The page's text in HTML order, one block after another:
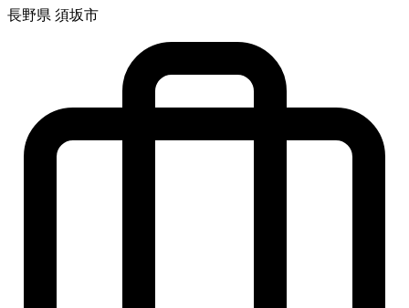
長野県 須坂市